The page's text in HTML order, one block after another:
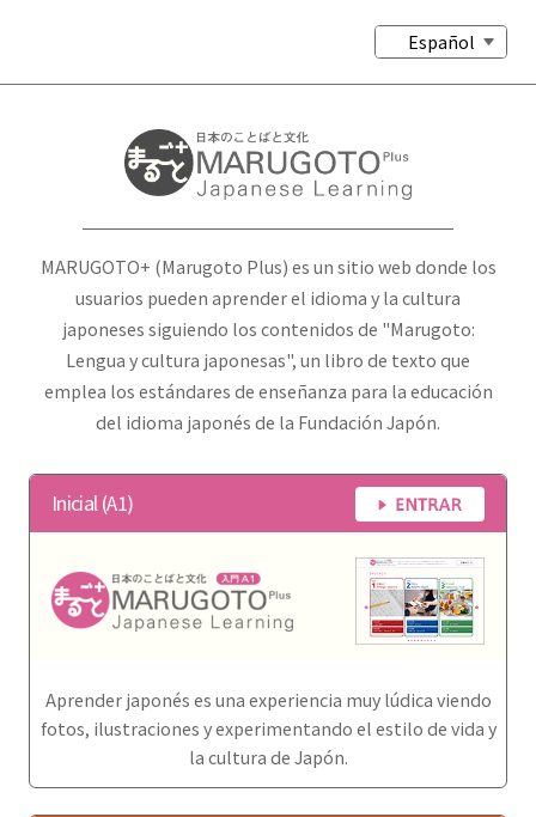
Español
MARUGOTO+ (Marugoto Plus) es un sitio web donde los
usuarios pueden aprender el idioma y la cultura
japoneses siguiendo los contenidos de "Marugoto:
Lengua y cultura japonesas", un libro de texto que
emplea los estándares de enseñanza para la educación
del idioma japonés de la Fundación Japón.
Inicial (A1)
Aprender japonés es una experiencia muy lúdica viendo
fotos, ilustraciones y experimentando el estilo de vida y
la cultura de Japón.